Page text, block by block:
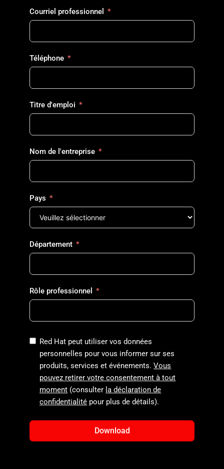
Courriel professionnel
Téléphone
Titre d'emploi
Nom de l'entreprise
Pays
Département
Rôle professionnel
Red Hat peut utiliser vos données
personnelles pour vous informer sur ses
produits, services et événements.Vous
pouvez retirer votre consentement à tout
moment (consulter la déclaration de
confidentialité pour plus de détails).
Download